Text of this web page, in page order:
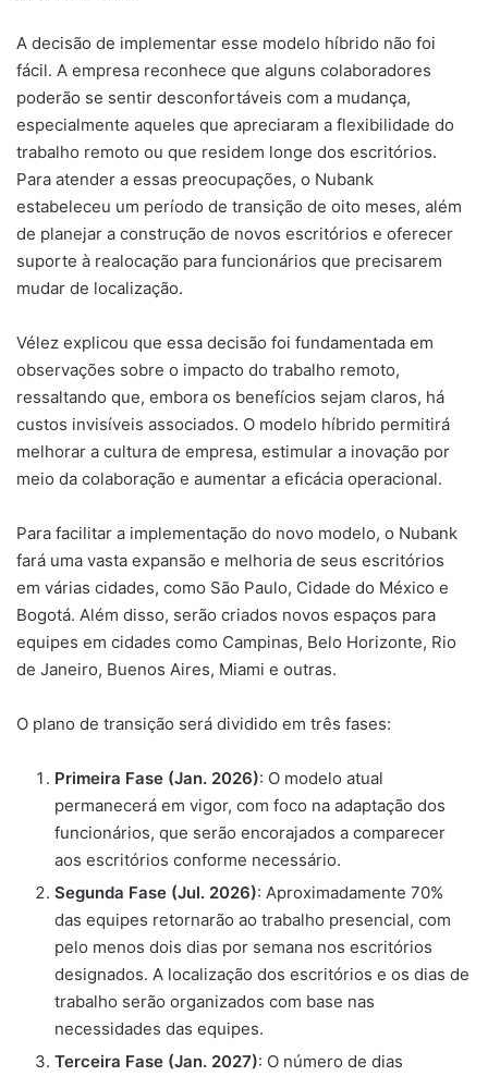
A decisão de implementar esse modelo híbrido não foi
fácil. A empresa reconhece que alguns colaboradores
poderão se sentir desconfortáveis com a mudança,
especialmente aqueles que apreciaram a flexibilidade do
trabalho remoto ou que residem longe dos escritórios.
Para atender a essas preocupações, o Nubank
estabeleceu um período de transição de oito meses, além
de planejar a construção de novos escritórios e oferecer
suporte à realocação para funcionários que precisarem
mudar de localização.
Vélez explicou que essa decisão foi fundamentada em
observações sobre o impacto do trabalho remoto,
ressaltando que, embora os benefícios sejam claros, há
custos invisíveis associados. O modelo híbrido permitirá
melhorar a cultura de empresa, estimular a inovação por
meio da colaboração e aumentar a eficácia operacional.
Para facilitar a implementação do novo modelo, o Nubank
fará uma vasta expansão e melhoria de seus escritórios
em várias cidades, como São Paulo, Cidade do México e
Bogotá. Além disso, serão criados novos espaços para
equipes em cidades como Campinas, Belo Horizonte, Rio
de Janeiro, Buenos Aires, Miami e outras.
O plano de transição será dividido em três fases:
Primeira Fase (Jan. 2026): O modelo atual
permanecerá em vigor, com foco na adaptação dos
funcionários, que serão encorajados a comparecer
aos escritórios conforme necessário.
Segunda Fase (Jul. 2026): Aproximadamente 70%
das equipes retornarão ao trabalho presencial, com
pelo menos dois dias por semana nos escritórios
designados. A localização dos escritórios e os dias de
trabalho serão organizados com base nas
necessidades das equipes.
Terceira Fase (Jan. 2027): O número de dias